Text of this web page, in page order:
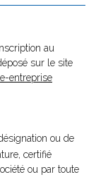
au
sur le site
entreprise
ou de
certifié
ou par toute